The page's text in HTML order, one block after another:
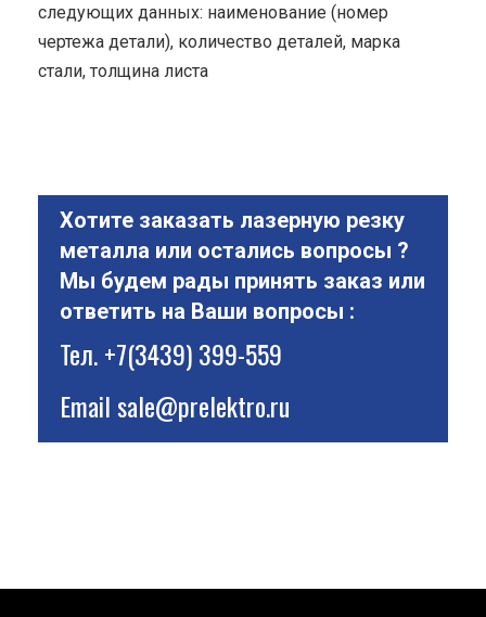
следующих данных: наименование (номер
чертежа детали), количество деталей, марка
стали, толщина листа
Хотите заказать лазерную резку
металла или остались вопросы ?
Мы будем рады принять заказ или
ответить на Ваши вопросы :
Тел.+7(3439) 399-559
Emailsale@prelektro.ru